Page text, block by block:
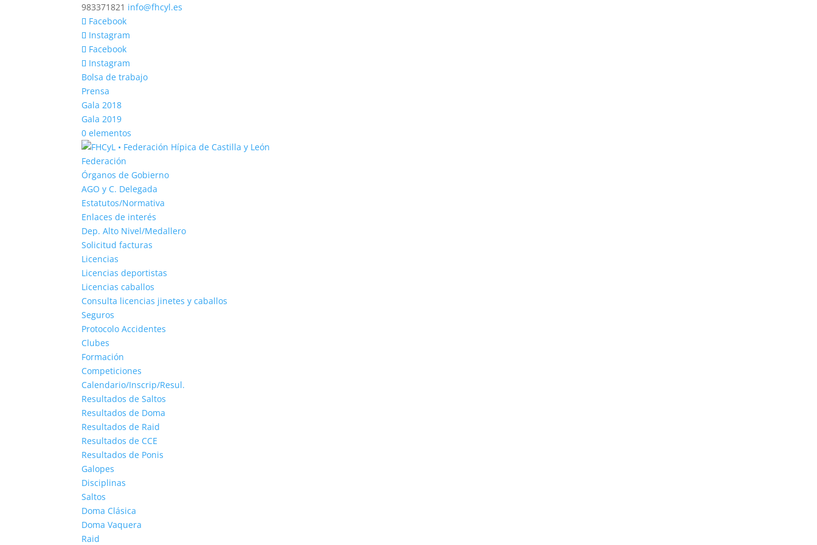
983371821 info@fhcyl.es
Facebook
Instagram
Facebook
Instagram
Bolsa de trabajo
Prensa
Gala 2018
Gala 2019
0 elementos
Federación
Órganos de Gobierno
AGO y C. Delegada
Estatutos/Normativa
Enlaces de interés
Dep. Alto Nivel/Medallero
Solicitud facturas
Licencias
Licencias deportistas
Licencias caballos
Consulta licencias jinetes y caballos
Seguros
Protocolo Accidentes
Clubes
Formación
Competiciones
Calendario/Inscrip/Resul.
Resultados de Saltos
Resultados de Doma
Resultados de Raid
Resultados de CCE
Resultados de Ponis
Galopes
Disciplinas
Saltos
Doma Clásica
Doma Vaquera
Raid